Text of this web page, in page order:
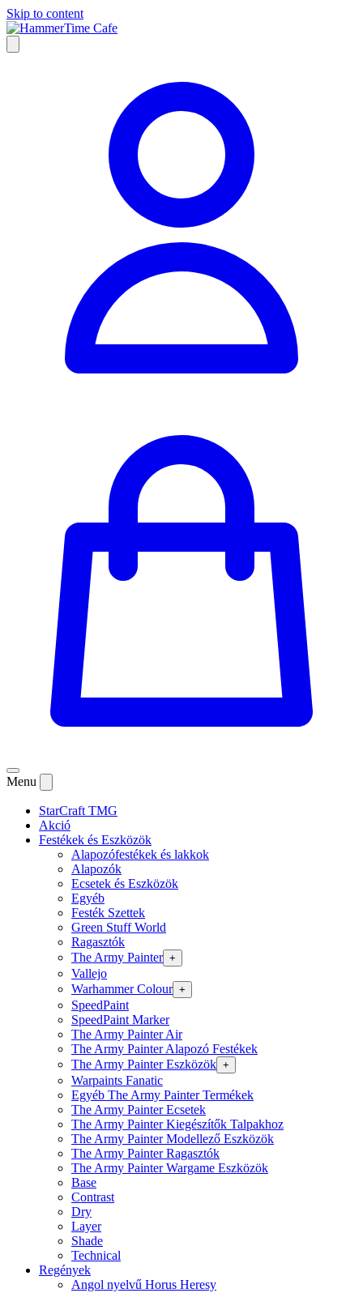
Skip to content
Menu
StarCraft TMG
Akció
Festékek és Eszközök
Alapozófestékek és lakkok
Alapozók
Ecsetek és Eszközök
Egyéb
Festék Szettek
Green Stuff World
Ragasztók
The Army Painter +
Vallejo
Warhammer Colour +
SpeedPaint
SpeedPaint Marker
The Army Painter Air
The Army Painter Alapozó Festékek
The Army Painter Eszközök +
Warpaints Fanatic
Egyéb The Army Painter Termékek
The Army Painter Ecsetek
The Army Painter Kiegészítők Talpakhoz
The Army Painter Modellező Eszközök
The Army Painter Ragasztók
The Army Painter Wargame Eszközök
Base
Contrast
Dry
Layer
Shade
Technical
Regények
Angol nyelvű Horus Heresy